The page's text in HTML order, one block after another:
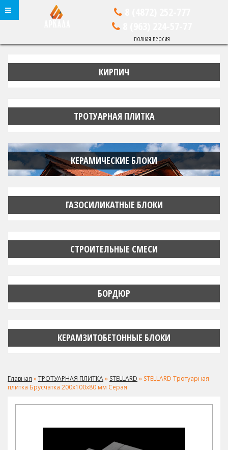
полная версия
КИРПИЧ
ТРОТУАРНАЯ ПЛИТКА
КЕРАМИЧЕСКИЕ БЛОКИ
ГАЗОСИЛИКАТНЫЕ БЛОКИ
СТРОИТЕЛЬНЫЕ СМЕСИ
БОРДЮР
КЕРАМЗИТОБЕТОННЫЕ БЛОКИ
Главная »ТРОТУАРНАЯ ПЛИТКА» STELLARD » STELLARD Тротуарная
плитка Брусчатка 200х100х80 мм Серая